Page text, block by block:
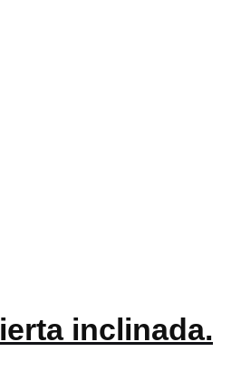
inclinada.